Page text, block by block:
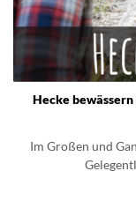
Hecke
Im Großen und